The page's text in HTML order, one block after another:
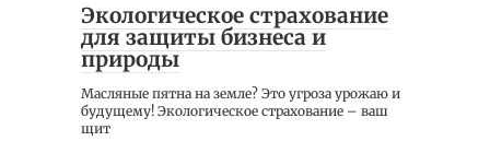
Экологическое страхование
для защиты бизнеса и
природы
Масляные пятна на земле? Это угроза урожаю и
будущему! Экологическое страхование – ваш
щит